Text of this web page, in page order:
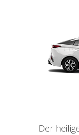
Der